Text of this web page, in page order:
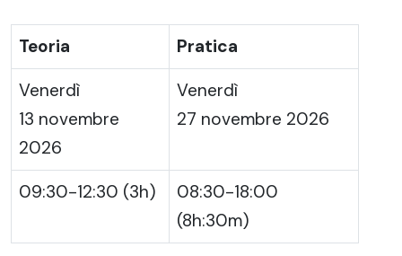
Teoria
Pratica
Venerdì
13 novembre
2026
Venerdì
27 novembre 2026
09:30-12:30 (3h)
08:30-18:00
(8h:30m)